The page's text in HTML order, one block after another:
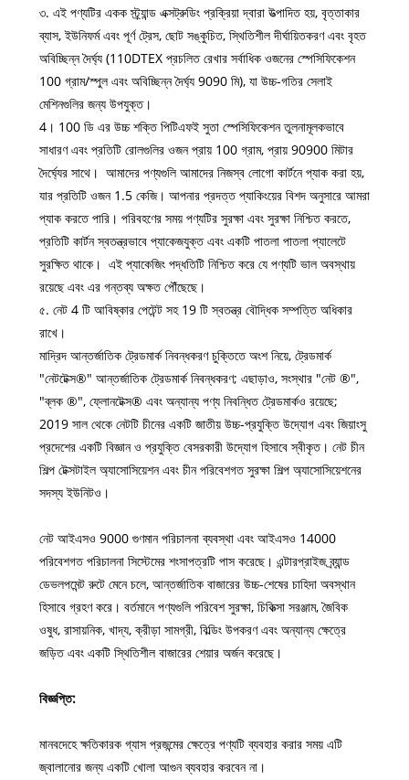
৩. এই পণ্যটির একক স্ট্র্যান্ড এক্সট্রুডিং প্রক্রিয়া দ্বারা উত্পাদিত হয়, বৃত্তাকার
ব্যাস, ইউনিফর্ম এবং পূর্ণ ট্রেস, ছোট সঙ্কুচিত, স্থিতিশীল দীর্ঘায়িতকরণ এবং বৃহত
অবিচ্ছিন্ন দৈর্ঘ্য (110DTEX প্রচলিত রেখার সর্বাধিক ওজনের স্পেসিফিকেশন
100 গ্রাম/স্পুল এবং অবিচ্ছিন্ন দৈর্ঘ্য 9090 মি), যা উচ্চ-গতির সেলাই
মেশিনগুলির জন্য উপযুক্ত।
4। 100 ডি এর উচ্চ শক্তি পিটিএফই সুতা স্পেসিফিকেশন তুলনামূলকভাবে
সাধারণ এবং প্রতিটি রোলগুলির ওজন প্রায় 100 গ্রাম, প্রায় 90900 মিটার
দৈর্ঘ্যের সাথে। আমাদের পণ্যগুলি আমাদের নিজস্ব লোগো কার্টনে প্যাক করা হয়,
যার প্রতিটি ওজন 1.5 কেজি। আপনার প্রদত্ত প্যাকিংয়ের বিশদ অনুসারে আমরা
প্যাক করতে পারি। পরিবহণের সময় পণ্যটির সুরক্ষা এবং সুরক্ষা নিশ্চিত করতে,
প্রতিটি কার্টন স্বতন্ত্রভাবে প্যাকেজযুক্ত এবং একটি পাতলা পাতলা প্যালেটে
সুরক্ষিত থাকে। এই প্যাকেজিং পদ্ধতিটি নিশ্চিত করে যে পণ্যটি ভাল অবস্থায়
রয়েছে এবং এর গন্তব্য অক্ষত পৌঁছেছে।
৫. নেট 4 টি আবিষ্কার পেটেন্ট সহ 19 টি স্বতন্ত্র বৌদ্ধিক সম্পত্তি অধিকার
রাখে।
মাদ্রিদ আন্তর্জাতিক ট্রেডমার্ক নিবন্ধকরণ চুক্তিতে অংশ নিয়ে, ট্রেডমার্ক
"নেটটেক্স®" আন্তর্জাতিক ট্রেডমার্ক নিবন্ধকরণ; এছাড়াও, সংস্থার "নেট ®",
"ব্লক ®", ফ্লোনটেক্স® এবং অন্যান্য পণ্য নিবন্ধিত ট্রেডমার্কও রয়েছে;
2019 সাল থেকে নেটটি চীনের একটি জাতীয় উচ্চ-প্রযুক্তি উদ্যোগ এবং জিয়াংসু
প্রদেশের একটি বিজ্ঞান ও প্রযুক্তি বেসরকারী উদ্যোগ হিসাবে স্বীকৃত। নেট চীন
শিল্প টেক্সটাইল অ্যাসোসিয়েশন এবং চীন পরিবেশগত সুরক্ষা শিল্প অ্যাসোসিয়েশনের
সদস্য ইউনিটও।
নেট আইএসও 9000 গুণমান পরিচালনা ব্যবস্থা এবং আইএসও 14000
পরিবেশগত পরিচালনা সিস্টেমের শংসাপত্রটি পাস করেছে। এন্টারপ্রাইজ ব্র্যান্ড
ডেভলপমেন্ট রুটে মেনে চলে, আন্তর্জাতিক বাজারের উচ্চ-শেষের চাহিদা অবস্থান
হিসাবে গ্রহণ করে। বর্তমানে পণ্যগুলি পরিবেশ সুরক্ষা, চিকিত্সা সরঞ্জাম, জৈবিক
ওষুধ, রাসায়নিক, খাদ্য, ক্রীড়া সামগ্রী, বিল্ডিং উপকরণ এবং অন্যান্য ক্ষেত্রে
জড়িত এবং একটি স্থিতিশীল বাজারের শেয়ার অর্জন করেছে।
বিজ্ঞপ্তি:
মানবদেহে ক্ষতিকারক গ্যাস প্রজন্মের ক্ষেত্রে পণ্যটি ব্যবহার করার সময় এটি
জ্বালানোর জন্য একটি খোলা আগুন ব্যবহার করবেন না।